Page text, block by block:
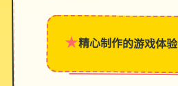
★精心制作的游戏体验